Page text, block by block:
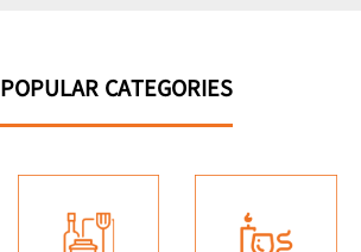
POPULAR CATEGORIES